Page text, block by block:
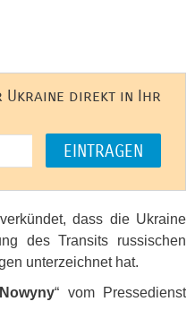
Ukraine direkt in Ihr
dass die Ukraine
des Transits russischen
unterzeichnet hat.
“ vom Pressedienst